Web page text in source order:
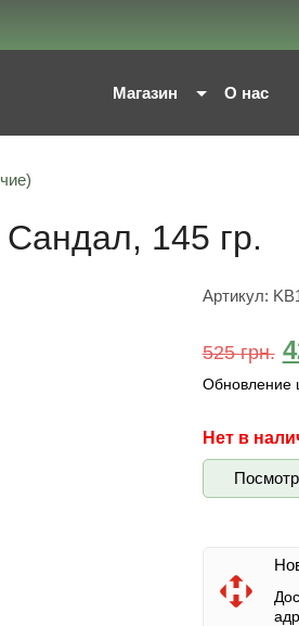
Магазин О нас
145 гр.
Артикул:
525грн.
Обновление
Нет в